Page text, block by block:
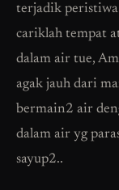
terjadik peristiwa
cariklah tempat
dalam air tue,
agak jauh dari
bermain2 air
dalam air yg
sayup2..